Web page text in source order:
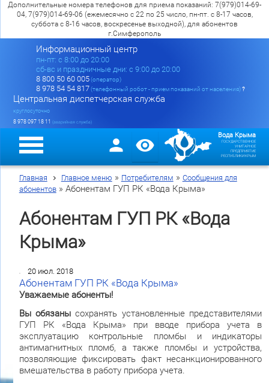
Дополнительные номера телефонов для приема показаний: 7(979)014-69-
04, 7(979)014-69-06 (ежемесячно с 22 по 25 число, пн-пт. с 8-17 часов,
суббота с 8-16 часов, воскресенье выходной), для абонентов
г.Симферополь
Информационный центр
пн-пт: c 8:00 до 20:00
сб-вс и праздничные дни: с 9:00 до 20:00
8 800 50 60 005(оператор)
8 978 54 54 817(телефонный робот - прием показаний от населения)?
Центральная диспетчерская служба
круглосуточно
8 978 097 18 11 (аварийная служба)
Вода Крыма
ГОСУДАРСТВЕННОЕ
УНИТАРНОЕ
ПРЕДПРИЯТИЕ
РЕСПУБЛИКИ КРЫМ
Главная Главное меню » Потребителям » Сообщения для
абонентов» Абонентам ГУП РК «Вода Крыма»
Абонентам ГУП РК «Вода
Крыма»
20 июл. 2018
Абонентам ГУП РК «Вода Крыма»
Уважаемые абоненты!
Вы обязаны сохранять установленные представителями
ГУП РК «Вода Крыма» при вводе прибора учета в
эксплуатацию контрольные пломбы и индикаторы
антимагнитных пломб, а также пломбы и устройства,
позволяющие фиксировать факт несанкционированного
вмешательства в работу прибора учета.